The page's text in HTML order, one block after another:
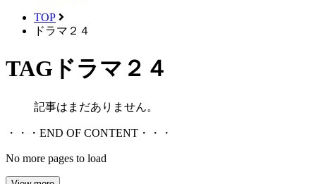
TOP
ドラマ２４
TAG ドラマ２４
記事はまだありません。
・・・END OF CONTENT・・・
No more pages to load